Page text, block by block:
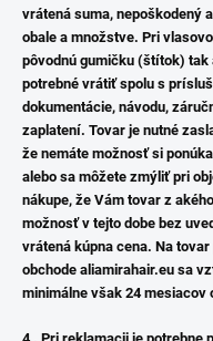
vrátená suma, nepoškodený
obale a množstve. Pri
pôvodnú gumičku (štítok) tak
potrebné vrátiť spolu s
dokumentácie, návodu,
zaplatení. Tovar je nutné
že nemáte možnosť si
alebo sa môžete zmýliť pri
nákupe, že Vám tovar z
možnosť v tejto dobe bez
vrátená kúpna cena. Na
obchode aliamirahair.eu sa
minimálne však 24 mesiacov